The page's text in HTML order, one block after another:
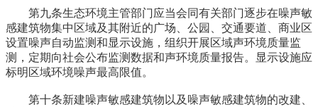
第九条生态环境主管部门应当会同有关部门逐步在噪声敏
感建筑物集中区域及其附近的广场、公园、交通要道、商业区
设置噪声自动监测和显示设施，组织开展区域声环境质量监
测，定期向社会公布监测数据和声环境质量报告。显示设施应
标明区域环境噪声最高限值。
第十条新建噪声敏感建筑物以及噪声敏感建筑物的改建、